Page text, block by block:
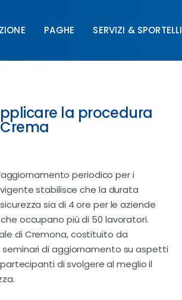
PAGHE SERVIZI & SPORTELLI
la procedura
periodico per i
stabilisce che la durata
sia di 4 ore per le aziende
occupano più di 50 lavoratori.
di Cremona, costituito da
seminari di aggiornamento su aspetti
di svolgere al meglio il